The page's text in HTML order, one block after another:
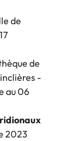
de
de
-
au 06
2023